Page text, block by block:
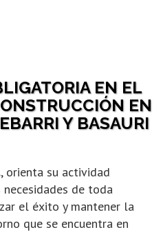
EN EL
EN
Y BASAURI
, orienta su actividad
de toda
el éxito y mantener la
que se encuentra en